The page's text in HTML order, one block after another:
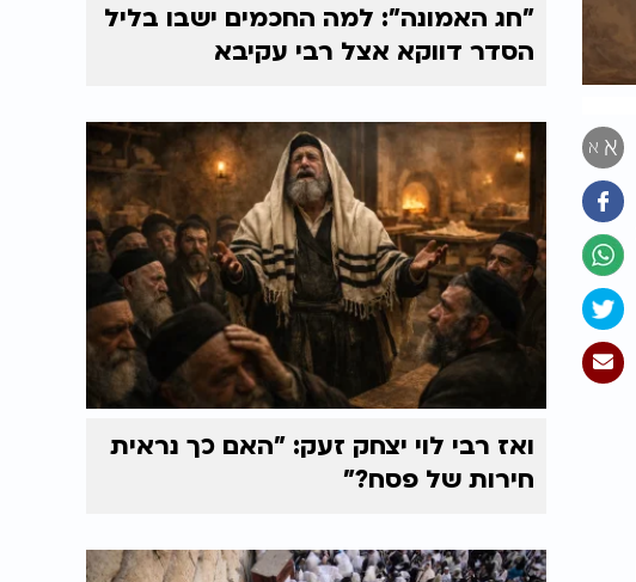
א א
"חג האמונה": למה החכמים ישבו בליל
הסדר דווקא אצל רבי עקיבא
ואז רבי לוי יצחק זעק: "האם כך נראית
חירות של פסח?"